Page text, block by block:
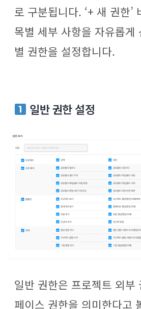
로 구분됩니다. ‘+ 새 권한’
목별 세부 사항을 자유롭게
별 권한을 설정합니다.
일반 권한 설정
일반 권한은 프로젝트 외부
페이스 권한을 의미한다고